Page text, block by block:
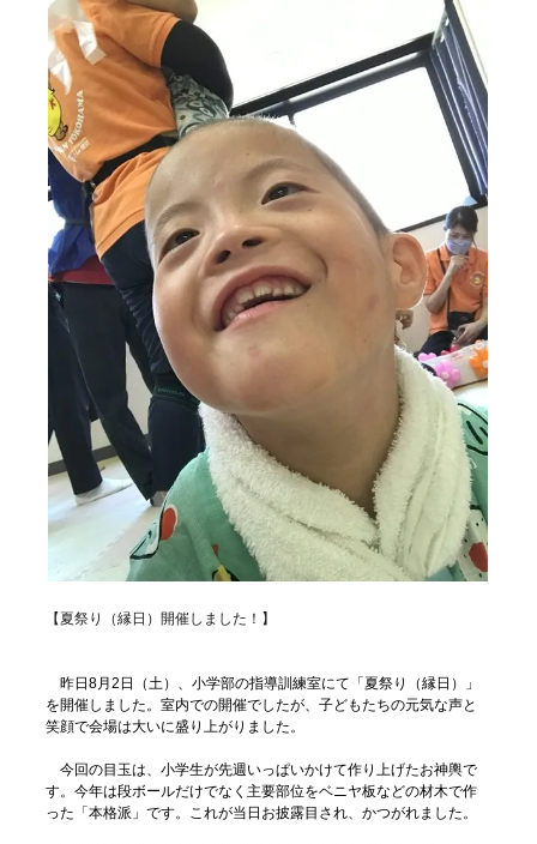
【夏祭り（縁日）開催しました！】
昨日8月2日（土）、小学部の指導訓練室にて「夏祭り（縁日）」
を開催しました。室内での開催でしたが、子どもたちの元気な声と
笑顔で会場は大いに盛り上がりました。
今回の目玉は、小学生が先週いっぱいかけて作り上げたお神輿で
す。今年は段ボールだけでなく主要部位をベニヤ板などの材木で作
った「本格派」です。これが当日お披露目され、かつがれました。